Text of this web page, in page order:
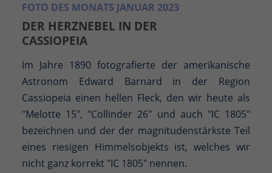
FOTO DES MONATS JANUAR 2023
DER HERZNEBEL IN DER
CASSIOPEIA
Im Jahre 1890 fotografierte der amerikanische
Astronom Edward Barnard in der Region
Cassiopeia einen hellen Fleck, den wir heute als
"Melotte 15", "Collinder 26" und auch "IC 1805"
bezeichnen und der der magnitudenstärkste Teil
eines riesigen Himmelsobjekts ist, welches wir
nicht ganz korrekt "IC 1805" nennen.